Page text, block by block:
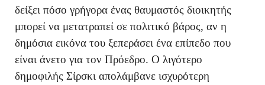
δείξει πόσο γρήγορα ένας θαυμαστός διοικητής
μπορεί να μετατραπεί σε πολιτικό βάρος, αν η
δημόσια εικόνα του ξεπεράσει ένα επίπεδο που
είναι άνετο για τον Πρόεδρο. Ο λιγότερο
δημοφιλής Σίρσκι απολάμβανε ισχυρότερη